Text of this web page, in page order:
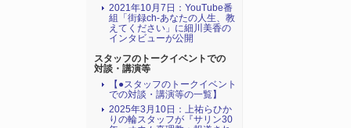
2021年10月7日：YouTube番
組「街録ch-あなたの人生、教
えてください」に細川美香の
インタビューが公開
スタッフのトークイベントでの
対談・講演等
【●スタッフのトークイベント
での対談・講演等の一覧】
2025年3月10日：上祐らひか
りの輪スタッフが『サリン30